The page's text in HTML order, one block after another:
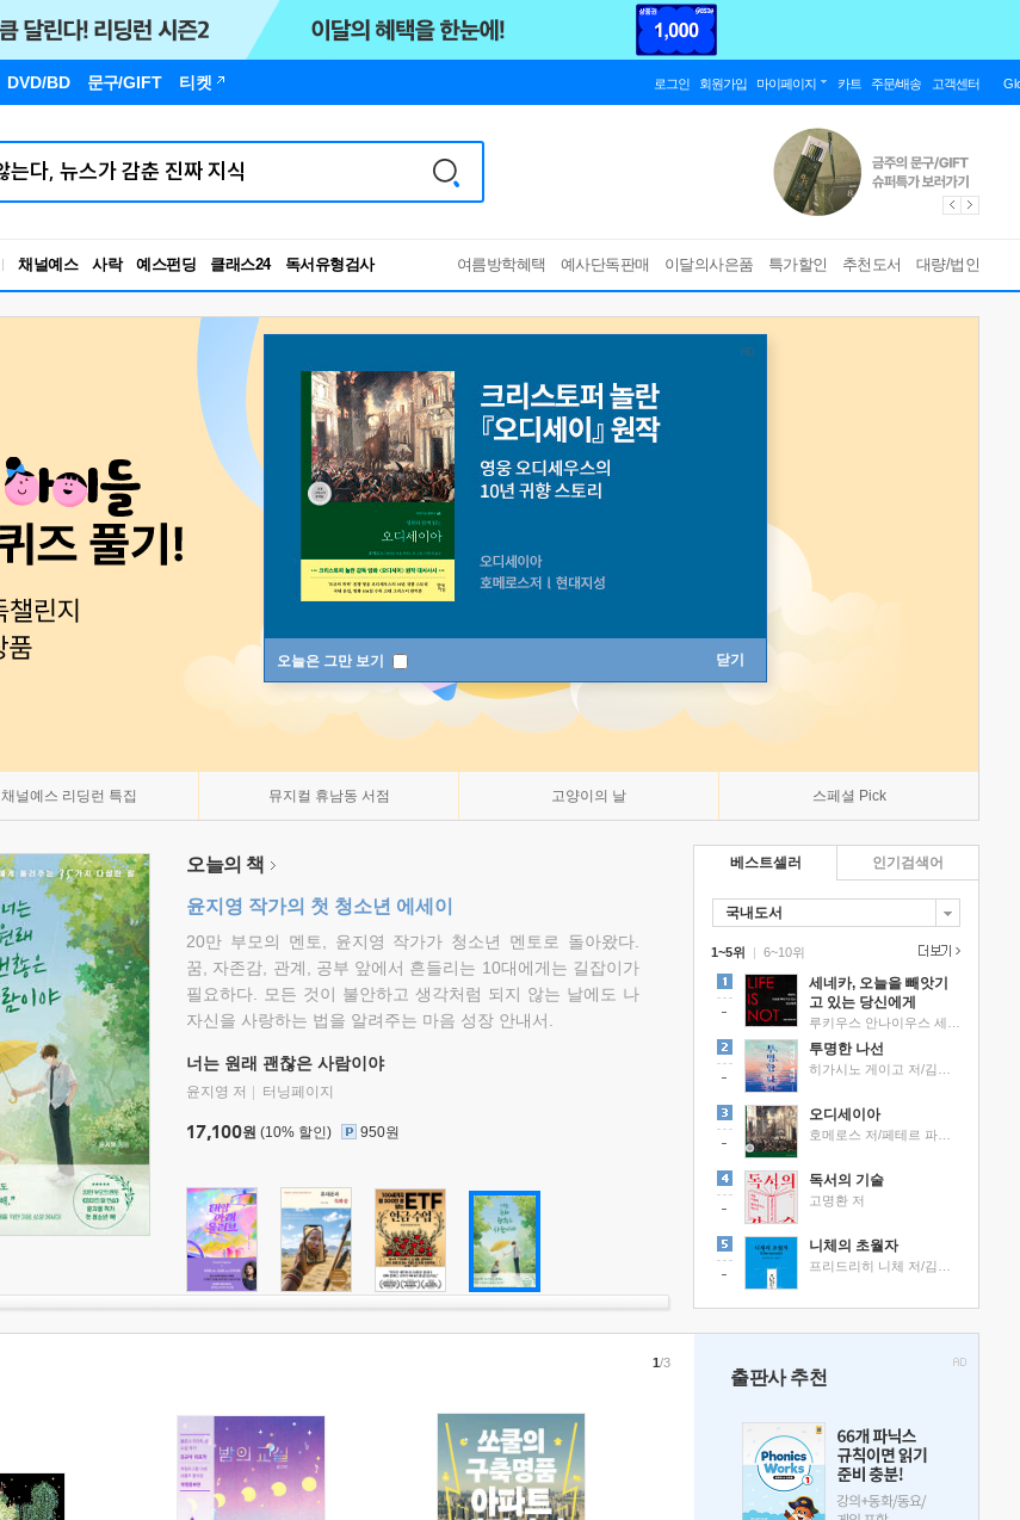
DVD/BD 문구/GIFT 티켓 로그인 회원가입 마이페이지 카트 주문/배송 고객센터
채널예스 사락 예스펀딩 클래스24
RBTI Lab
독서유형검사
여름방학혜택 예사단독판매 이달의사은품 특가할인 추천도서 대량/법인
오늘은 그만 보기 닫기
채널예스 리딩런 특집 뮤지컬 휴남동 서점 고양이의 날 스페셜 Pick
오늘의 책
윤지영 작가의 첫 청소년 에세이
20만 부모의 멘토, 윤지영 작가가 청소년 멘토로 돌아왔다.
꿈, 자존감, 관계, 공부 앞에서 흔들리는 10대에게는 길잡이가
필요하다. 모든 것이 불안하고 생각처럼 되지 않는 날에도 나
자신을 사랑하는 법을 알려주는 마음 성장 안내서.
너는 원래 괜찮은 사람이야
윤지영 저 터닝페이지
17,100원 (10% 할인) 950원
베스트셀러
국내도서
1~5위 |
세네카, 오늘을 빼앗기
고 있는 당신에게
투명한 나선
오디세이아
독서의 기술
고명환 저
니체의 초월자
6~10위
인기검색어
1/3
출판사 추천